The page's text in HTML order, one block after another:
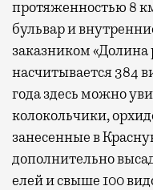
протяженностью 8
бульвар и
заказником «Долина
насчитывается 384
года здесь можно
колокольчики,
занесенные в
дополнительно
елей и свыше 100